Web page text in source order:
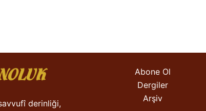
derinliği,
Abone Ol
Dergiler
Arşiv